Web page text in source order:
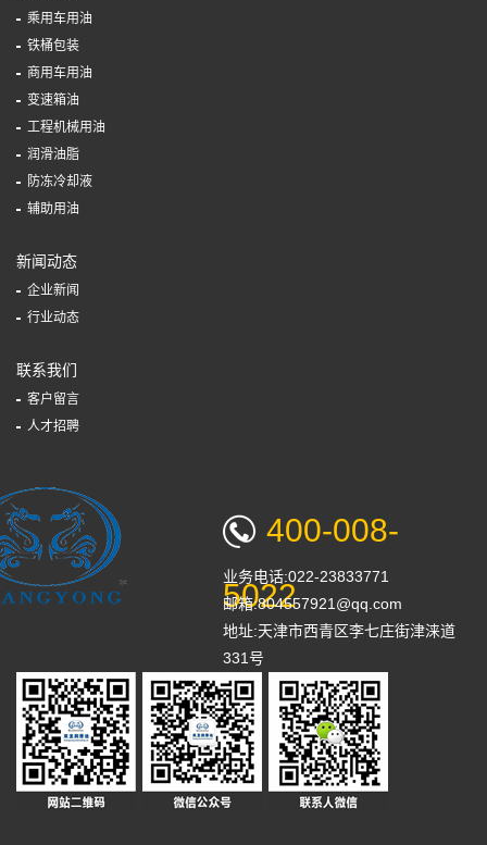
乘用车用油
铁桶包装
商用车用油
变速箱油
工程机械用油
润滑油脂
防冻冷却液
辅助用油
新闻动态
企业新闻
行业动态
联系我们
客户留言
人才招聘
400-008-
5022
业务电话:022-23833771
邮箱:804557921@qq.com
地址:天津市西青区李七庄街津涞道
331号